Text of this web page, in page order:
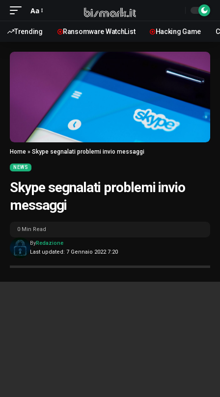
Aa
Trending Ransomware WatchList Hacking Game
Home » Skype segnalati problemi invio messaggi
NEWS
Skype segnalati problemi invio
messaggi
Last updated: 7 Gennaio 2022 7:20
ByRedazione
0 Min Read